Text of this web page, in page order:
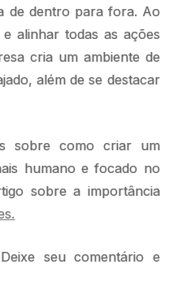
de dentro para fora. Ao
alinhar todas as ações
cria um ambiente de
além de se destacar
sobre como criar um
humano e focado no
sobre a importância
seu comentário e